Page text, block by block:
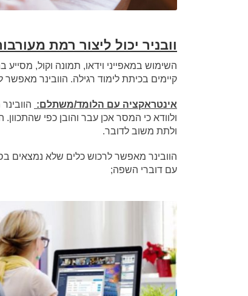
וובניר יכול ליצור רמת
השימוש במאפייני וידאו, תמונה וקול,
קיימים בכיתת לימוד רגילה. הוובינר
אינטראקציה עם הלומד/משתלם:
ולוודא כי המסר אכן עבר והובן כפי
ולתת משוב לדובר.
הוובינר מאפשר לרכוש כלים שלא נמצאים
עם דוברי השפה;